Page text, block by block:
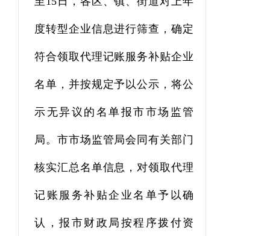
度转型企业信息进行筛查，确定
符合领取代理记账服务补贴企业
名单，并按规定予以公示，将公
示无异议的名单报市市场监管
局。市市场监管局会同有关部门
核实汇总名单信息，对领取代理
记账服务补贴企业名单予以确
认，报市财政局按程序拨付资